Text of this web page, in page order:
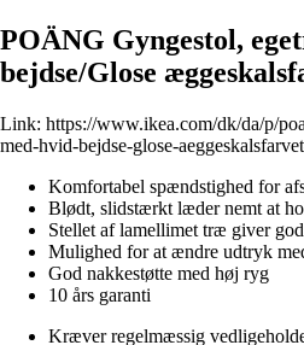
POÄNG Gyngestol,
bejdse/Glose
Link: https://www.ikea.com/dk/da/p/
med-hvid-bejdse-glose-
Komfortabel spændstighed for
Blødt, slidstærkt læder nemt at
Stellet af lamellimet træ giver
Mulighed for at ændre udtryk
God nakkestøtte med høj ryg
10 års garanti
Kræver regelmæssig